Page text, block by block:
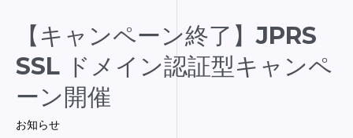
価
更
【キャンペーン終了】JPRS
SSL ドメイン認証型キャンペ
ーン開催
お知らせ
【キ
ン
ン